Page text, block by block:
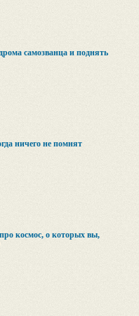
самозванца и поднять
ничего не помнят
космос, о которых вы,